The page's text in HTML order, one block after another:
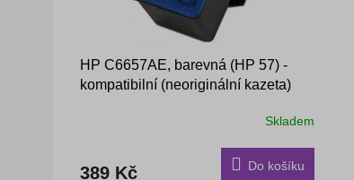
HP C6657AE, barevná (HP 57) -
kompatibilní (neoriginální kazeta)
Skladem
389 Kč Do košíku